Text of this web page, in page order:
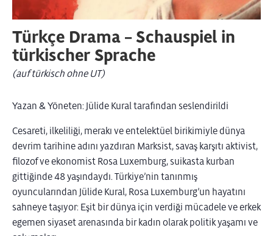
Türkçe Drama – Schauspiel in
türkischer Sprache
(auf türkisch ohne UT)
Yazan & Yöneten: Jülide Kural tarafından seslendirildi
Cesareti, ilkeliliği, merakı ve entelektüel birikimiyle dünya
devrim tarihine adını yazdıran Marksist, savaş karşıtı aktivist,
filozof ve ekonomist Rosa Luxemburg, suikasta kurban
gittiğinde 48 yaşındaydı. Türkiye’nin tanınmış
oyuncularından Jülide Kural, Rosa Luxemburg’un hayatını
sahneye taşıyor: Eşit bir dünya için verdiği mücadele ve erkek
egemen siyaset arenasında bir kadın olarak politik yaşamı ve